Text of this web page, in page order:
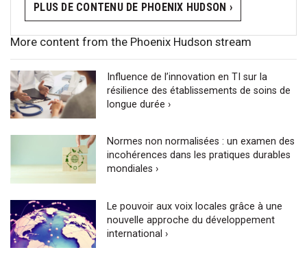
PLUS DE CONTENU DE PHOENIX HUDSON ›
More content from the Phoenix Hudson stream
Influence de l’innovation en TI sur la
résilience des établissements de soins de
longue durée ›
Normes non normalisées : un examen des
incohérences dans les pratiques durables
mondiales ›
Le pouvoir aux voix locales grâce à une
nouvelle approche du développement
international ›